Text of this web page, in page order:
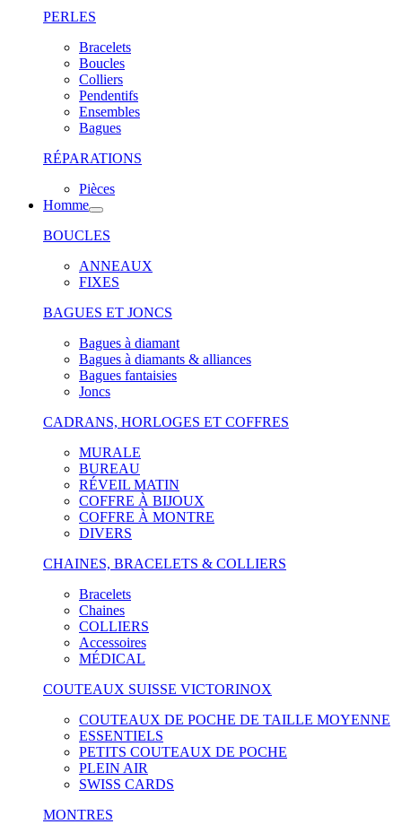
PERLES
Bracelets
Boucles
Colliers
Pendentifs
Ensembles
Bagues
RÉPARATIONS
Pièces
Homme
BOUCLES
ANNEAUX
FIXES
BAGUES ET JONCS
Bagues à diamant
Bagues à diamants & alliances
Bagues fantaisies
Joncs
CADRANS, HORLOGES ET COFFRES
MURALE
BUREAU
RÉVEIL MATIN
COFFRE À BIJOUX
COFFRE À MONTRE
DIVERS
CHAINES, BRACELETS & COLLIERS
Bracelets
Chaines
COLLIERS
Accessoires
MÉDICAL
COUTEAUX SUISSE VICTORINOX
COUTEAUX DE POCHE DE TAILLE MOYENNE
ESSENTIELS
PETITS COUTEAUX DE POCHE
PLEIN AIR
SWISS CARDS
MONTRES